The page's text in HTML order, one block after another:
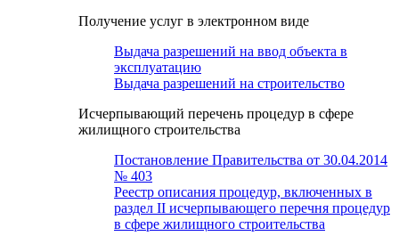
Получение услуг в электронном виде
Выдача разрешений на ввод объекта в
эксплуатацию
Выдача разрешений на строительство
Исчерпывающий перечень процедур в сфере
жилищного строительства
Постановление Правительства от 30.04.2014
№ 403
Реестр описания процедур, включенных в
раздел II исчерпывающего перечня процедур
в сфере жилищного строительства